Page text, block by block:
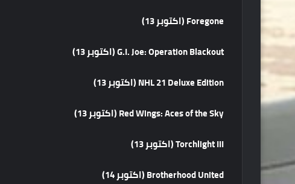
Foregone (اكتوبر 13)
G.I. Joe: Operation Blackout (اكتوبر 13)
NHL 21 Deluxe Edition (اكتوبر 13)
Red Wings: Aces of the Sky (اكتوبر 13)
Torchlight III (اكتوبر 13)
Brotherhood United (اكتوبر 14)